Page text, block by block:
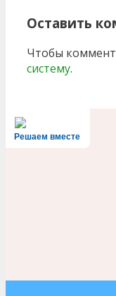
Оставить
Чтобы
систему.
Решаем вместе